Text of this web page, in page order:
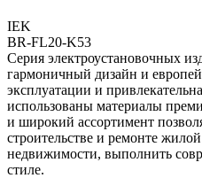
IEK
BR-FL20-K53
Серия электроустановочных
гармоничный дизайн и
эксплуатации и
использованы материалы
и широкий ассортимент
строительстве и ремонте
недвижимости, выполнить
стиле.